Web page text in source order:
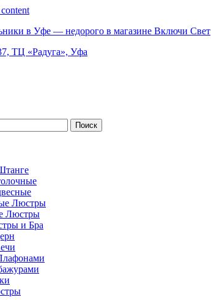
в Уфе — недорого в магазине Включи Свет
ТЦ «Радуга», Уфа
Люстры
Люстры
и Бра